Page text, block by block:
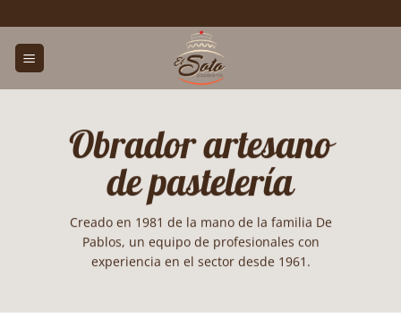
al
contenido
Obrador artesano
de pastelería
Creado en 1981 de la mano de la familia De
Pablos, un equipo de profesionales con
experiencia en el sector desde 1961.